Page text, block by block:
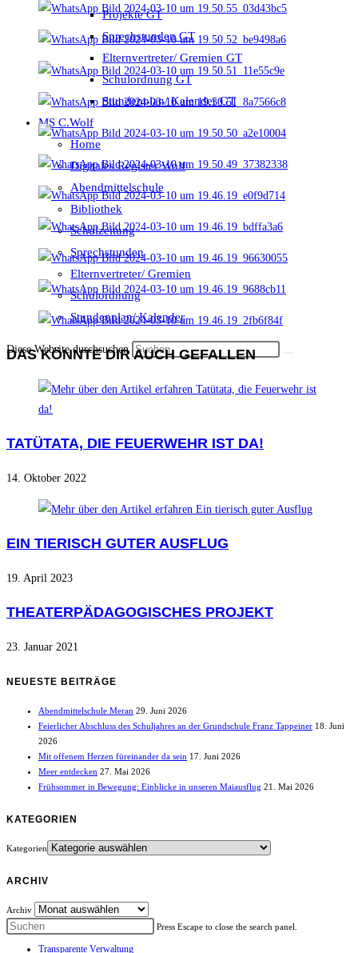
Projekte GT
Sprechstunden GT
Elternvertreter/ Gremien GT
Schulordnung GT
Stundenplan/ Kalender GT
MS C.Wolf
Home
Digitales Register Wolf
Abendmittelschule
Bibliothek
Schulzeitung
Sprechstunden
Elternvertreter/ Gremien
Schulordnung
Stundenplan/ Kalender
Diese Website durchsuchen
DAS KÖNNTE DIR AUCH GEFALLEN
TATÜTATA, DIE FEUERWEHR IST DA!
14. Oktober 2022
EIN TIERISCH GUTER AUSFLUG
19. April 2023
THEATERPÄDAGOGISCHES PROJEKT
23. Januar 2021
NEUESTE BEITRÄGE
Abendmittelschule Meran 29. Juni 2026
Feierlicher Abschluss des Schuljahres an der Grundschule Franz Tappeiner 18. Juni
2026
Mit offenem Herzen füreinander da sein 17. Juni 2026
Meer entdecken 27. Mai 2026
Frühsommer in Bewegung: Einblicke in unseren Maiausflug 21. Mai 2026
KATEGORIEN
Kategorien
ARCHIV
Archiv
Press Escape to close the search panel.
Transparente Verwaltung